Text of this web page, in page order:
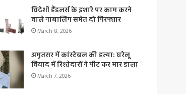
विदेशी हैंडलर्स के इशारे पर काम करने
वाले नाबालिग समेत दो गिरफ्तार
March 8, 2026
अमृतसर में कांस्टेबल की हत्या: घरेलू
विवाद में रिश्तेदारों ने पीट कर मार डाला
March 7, 2026